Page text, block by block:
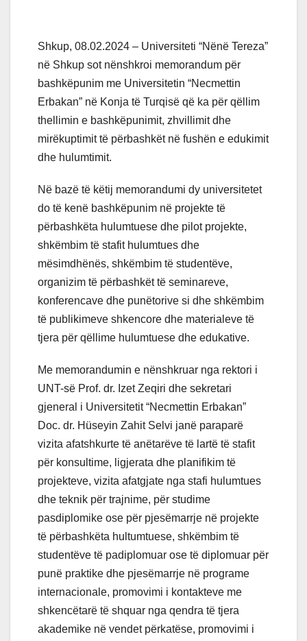
Shkup, 08.02.2024 – Universiteti “Nënë Tereza”
në Shkup sot nënshkroi memorandum për
bashkëpunim me Universitetin “Necmettin
Erbakan” në Konja të Turqisë që ka për qëllim
thellimin e bashkëpunimit, zhvillimit dhe
mirëkuptimit të përbashkët në fushën e edukimit
dhe hulumtimit.
Në bazë të këtij memorandumi dy universitetet
do të kenë bashkëpunim në projekte të
përbashkëta hulumtuese dhe pilot projekte,
shkëmbim të stafit hulumtues dhe
mësimdhënës, shkëmbim të studentëve,
organizim të përbashkët të seminareve,
konferencave dhe punëtorive si dhe shkëmbim
të publikimeve shkencore dhe materialeve të
tjera për qëllime hulumtuese dhe edukative.
Me memorandumin e nënshkruar nga rektori i
UNT-së Prof. dr. Izet Zeqiri dhe sekretari
gjeneral i Universitetit “Necmettin Erbakan”
Doc. dr. Hüseyin Zahit Selvi janë paraparë
vizita afatshkurte të anëtarëve të lartë të stafit
për konsultime, ligjerata dhe planifikim të
projekteve, vizita afatgjate nga stafi hulumtues
dhe teknik për trajnime, për studime
pasdiplomike ose për pjesëmarrje në projekte
të përbashkëta hultumtuese, shkëmbim të
studentëve të padiplomuar ose të diplomuar për
punë praktike dhe pjesëmarrje në programe
internacionale, promovimi i kontakteve me
shkencëtarë të shquar nga qendra të tjera
akademike në vendet përkatëse, promovimi i